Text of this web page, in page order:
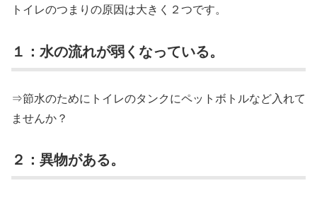
トイレのつまりの原因は大きく２つです。
１：水の流れが弱くなっている。
⇒節水のためにトイレのタンクにペットボトルなど入れて
ませんか？
２：異物がある。